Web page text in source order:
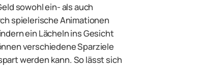
sowohl ein- als auch
spielerische Animationen
ein Lächeln ins Gesicht
verschiedene Sparziele
werden kann. So lässt sich